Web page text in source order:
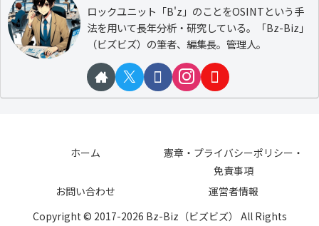
ロックユニット「B'z」のことをOSINTという手
法を用いて長年分析・研究している。「Bz-Biz」
（ビズビズ）の筆者、編集長。管理人。
ホーム
憲章・プライバシーポリシー・
免責事項
お問い合わせ
運営者情報
Copyright © 2017-2026 Bz-Biz（ビズビズ） All Rights